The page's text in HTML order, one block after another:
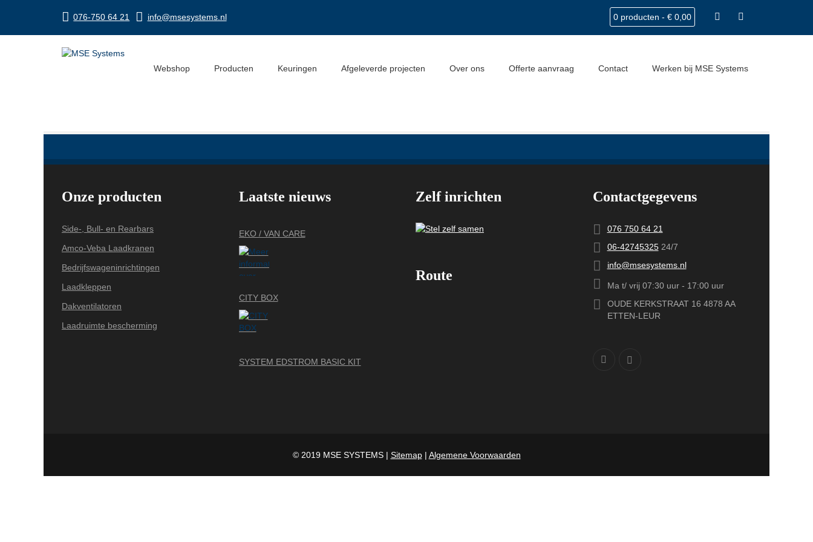
076-750 64 21 info@msesystems.nl 0 producten - € 0,00
Webshop Producten Keuringen Afgeleverde projecten Over ons Offerte aanvraag Contact Werken bij MSE Systems
IMG_5170
Onze producten
Side-, Bull- en Rearbars
Amco-Veba Laadkranen
Bedrijfswageninrichtingen
Laadkleppen
Dakventilatoren
Laadruimte bescherming
Laatste nieuws
EKO / VAN CARE
CITY BOX
SYSTEM EDSTROM BASIC KIT
Zelf inrichten
Route
Contactgegevens
076 750 64 21
06-4274532524/7
info@msesystems.nl
Ma t/ vrij 07:30 uur - 17:00 uur
OUDE KERKSTRAAT 16 4878 AA
ETTEN-LEUR
© 2019 MSE SYSTEMS | Sitemap| Algemene Voorwaarden